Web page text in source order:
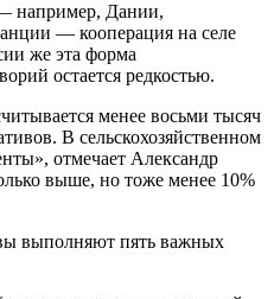
например, Дании,
— кооперация на селе
же эта форма
остается редкостью.
менее восьми тысяч
В сельскохозяйственном
отмечает Александр
выше, но тоже менее 10%
выполняют пять важных